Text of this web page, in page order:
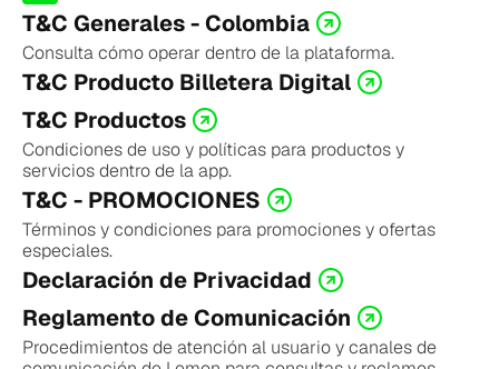
T&C Generales - Colombia
Consulta cómo operar dentro de la plataforma.
T&C Producto Billetera Digital
T&C Productos
Condiciones de uso y políticas para productos y
servicios dentro de la app.
T&C - PROMOCIONES
Términos y condiciones para promociones y ofertas
especiales.
Declaración de Privacidad
Reglamento de Comunicación
Procedimientos de atención al usuario y canales de